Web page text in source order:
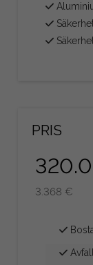
PRIS
3.368 €